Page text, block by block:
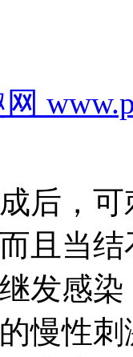
后，
且当
发感
慢性